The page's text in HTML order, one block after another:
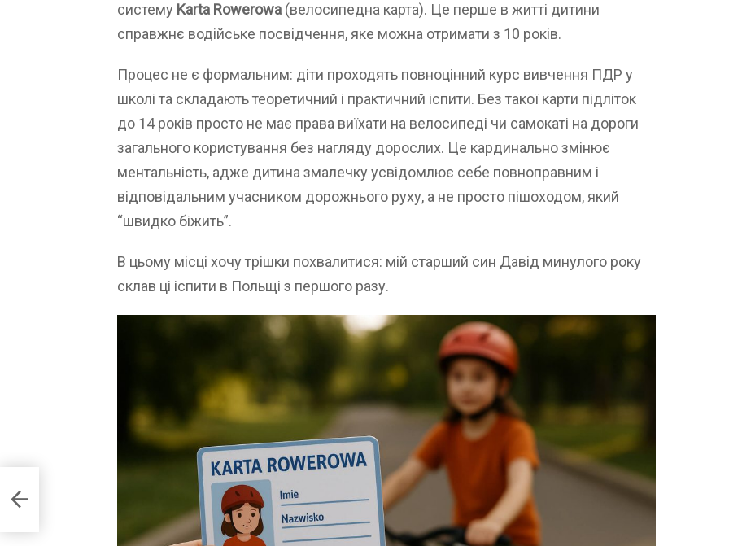
систему Karta Rowerowa (велосипедна карта). Це перше в житті дитини
справжнє водійське посвідчення, яке можна отримати з 10 років.
Процес не є формальним: діти проходять повноцінний курс вивчення ПДР у
школі та складають теоретичний і практичний іспити. Без такої карти підліток
до 14 років просто не має права виїхати на велосипеді чи самокаті на дороги
загального користування без нагляду дорослих. Це кардинально змінює
ментальність, адже дитина змалечку усвідомлює себе повноправним і
відповідальним учасником дорожнього руху, а не просто пішоходом, який
“швидко біжить”.
В цьому місці хочу трішки похвалитися: мій старший син Давід минулого року
склав ці іспити в Польщі з першого разу.